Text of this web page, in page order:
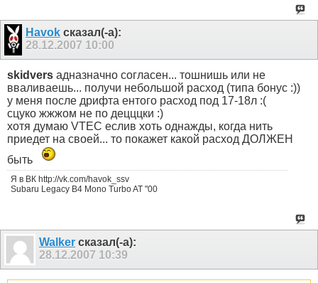
Havokсказал(-а):
28.12.2007 10:00
skidvers адназначно согласен... тошнишь или не
вваливаешь... получи небольшой расход (типа бонус :))
у меня после дрифта ентого расход под 17-18л :(
сцуко жжжом не по децццки :)
хотя думаю VTEC еслив хоть однажды, когда нить
приедет на своей... то покажет какой расход ДОЛЖЕН
быть
Я в ВК http://vk.com/havok_ssv
Subaru Legacy B4 Mono Turbo AT "00
Walker сказал(-а):
28.12.2007 10:39